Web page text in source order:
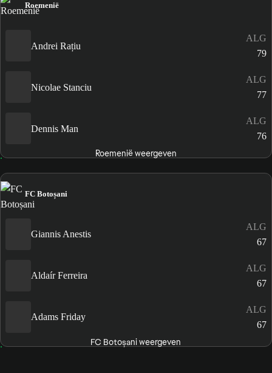
Roemenië
Andrei Rațiu
ALG
79
Nicolae Stanciu
ALG
77
Dennis Man
ALG
76
Roemenië weergeven
FC Botoșani
Giannis Anestis
ALG
67
Aldaír Ferreira
ALG
67
Adams Friday
ALG
67
FC Botoșani weergeven